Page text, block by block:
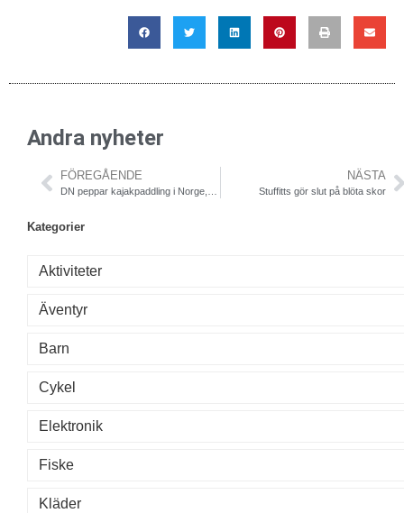
Andra nyheter
FÖREGÅENDE NÄSTA
Stuffitts gör slut på blöta skor
Kategorier
Aktiviteter
Äventyr
Barn
Cykel
Elektronik
Fiske
Kläder